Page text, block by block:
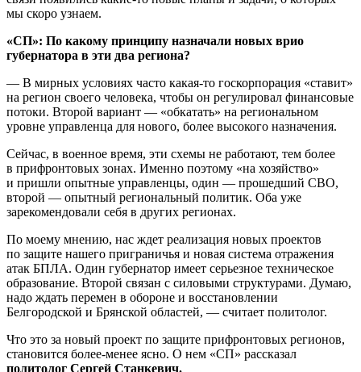
мы скоро узнаем.
«СП»: По какому принципу назначали новых врио
губернатора в эти два региона?
— В мирных условиях часто какая-то госкорпорация «ставит»
на регион своего человека, чтобы он регулировал финансовые
потоки. Второй вариант — «обкатать» на региональном
уровне управленца для нового, более высокого назначения.
Сейчас, в военное время, эти схемы не работают, тем более
в прифронтовых зонах. Именно поэтому «на хозяйство»
и пришли опытные управленцы, один — прошедший СВО,
второй — опытный региональный политик. Оба уже
зарекомендовали себя в других регионах.
По моему мнению, нас ждет реализация новых проектов
по защите нашего приграничья и новая система отражения
атак БПЛА. Один губернатор имеет серьезное техническое
образование. Второй связан с силовыми структурами. Думаю,
надо ждать перемен в обороне и восстановлении
Белгородской и Брянской областей, — считает политолог.
Что это за новый проект по защите прифронтовых регионов,
становится более-менее ясно. О нем «СП» рассказал
политолог Сергей Станкевич.